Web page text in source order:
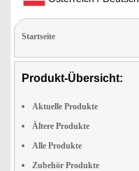
Startseite
Produkt-Übersicht:
Aktuelle Produkte
Ältere Produkte
Alle Produkte
Zubehör Produkte